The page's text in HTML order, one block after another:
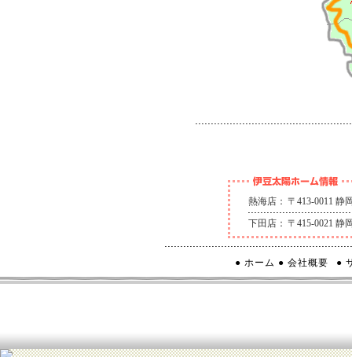
熱海店： 〒413-0011 静
下田店： 〒415-0021 静
● ホーム ● 会社概要 ●